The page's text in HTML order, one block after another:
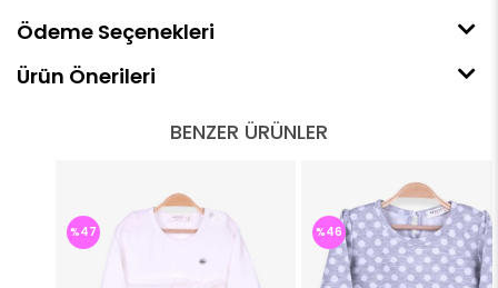
Ödeme Seçenekleri
Ürün Önerileri
BENZER ÜRÜNLER